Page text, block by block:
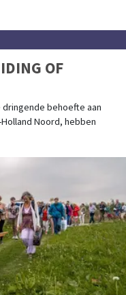
OF
dringende behoefte aan
Noord, hebben